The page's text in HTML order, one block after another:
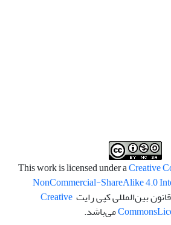
Creative
NonCommercial-ShareAlike 4.0
بین‌المللی کپی رایتCreative
Commonsمی‌باشد.